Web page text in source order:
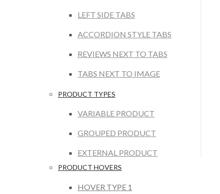
LEFT SIDE TABS
ACCORDION STYLE TABS
REVIEWS NEXT TO TABS
TABS NEXT TO IMAGE
PRODUCT TYPES
VARIABLE PRODUCT
GROUPED PRODUCT
EXTERNAL PRODUCT
PRODUCT HOVERS
HOVER TYPE 1